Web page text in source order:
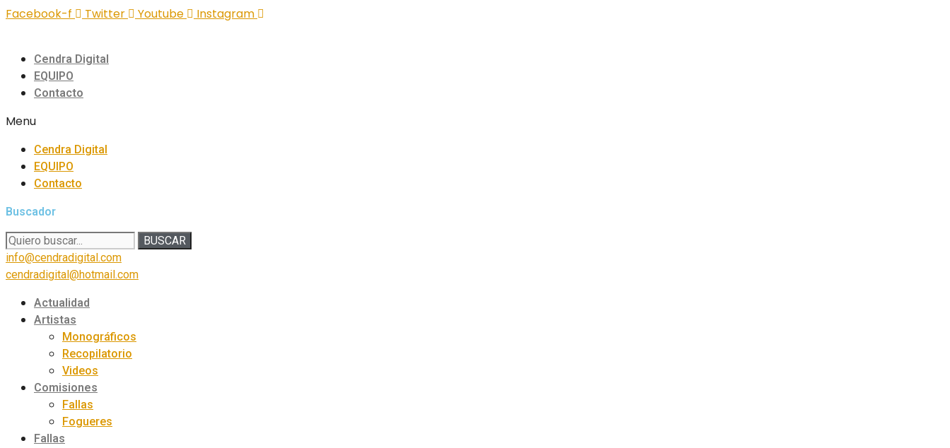
Facebook-f Twitter Youtube Instagram
Cendra Digital
EQUIPO
Contacto
Menu
Cendra Digital
EQUIPO
Contacto
Buscador
BUSCAR
info@cendradigital.com
cendradigital@hotmail.com
Actualidad
Artistas
Monográficos
Recopilatorio
Videos
Comisiones
Fallas
Fogueres
Fallas